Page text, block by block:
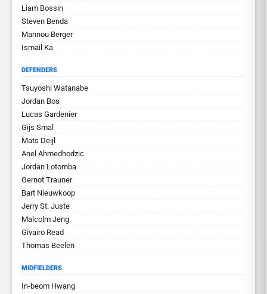
Liam Bossin
Steven Benda
Mannou Berger
Ismail Ka
DEFENDERS
Tsuyoshi Watanabe
Jordan Bos
Lucas Gardenier
Gijs Smal
Mats Deijl
Anel Ahmedhodzic
Jordan Lotomba
Gernot Trauner
Bart Nieuwkoop
Jerry St. Juste
Malcolm Jeng
Givairo Read
Thomas Beelen
MIDFIELDERS
In-beom Hwang